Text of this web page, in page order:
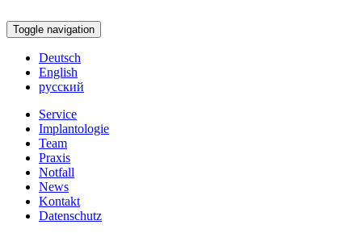
Toggle navigation
Deutsch
English
русский
Service
Implantologie
Team
Praxis
Notfall
News
Kontakt
Datenschutz